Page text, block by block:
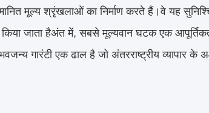
मूल्य श्रृंखलाओं का निर्माण करते हैं।वे यह
किया जाता हैअंत में, सबसे मूल्यवान घटक एक
गारंटी एक ढाल है जो अंतरराष्ट्रीय व्यापार के